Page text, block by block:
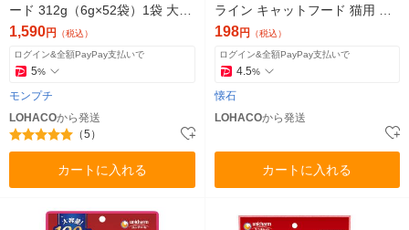
ード 312g（6g×52袋）1袋 大容
量 ネスレ日本 猫用 おやつ
1,590円 （税込）
ログイン&全額PayPay支払いで
5%
モンプチ
LOHACOから発送
（5）
カートに入れる
ライン キャットフード 猫用 新
商品
198円 （税込）
ログイン&全額PayPay支払いで
4.5%
懐石
LOHACOから発送
カートに入れる